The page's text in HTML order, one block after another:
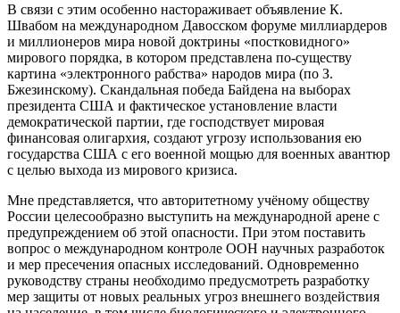
В связи с этим особенно настораживает объявление К.
Швабом на международном Давосском форуме миллиардеров
и миллионеров мира новой доктрины «постковидного»
мирового порядка, в котором представлена по-существу
картина «электронного рабства» народов мира (по З.
Бжезинскому). Скандальная победа Байдена на выборах
президента США и фактическое установление власти
демократической партии, где господствует мировая
финансовая олигархия, создают угрозу использования ею
государства США с его военной мощью для военных авантюр
с целью выхода из мирового кризиса.
Мне представляется, что авторитетному учёному обществу
России целесообразно выступить на международной арене с
предупреждением об этой опасности. При этом поставить
вопрос о международном контроле ООН научных разработок
и мер пресечения опасных исследований. Одновременно
руководству страны необходимо предусмотреть разработку
мер защиты от новых реальных угроз внешнего воздействия